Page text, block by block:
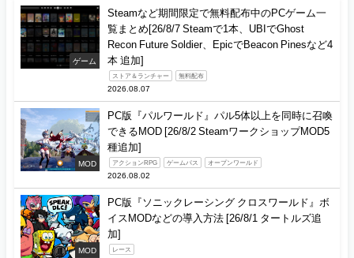
ゲーム
Steamなど期間限定で無料配布中のPCゲーム一
覧まとめ[26/8/7 Steamで1本、UBIでGhost
Recon Future Soldier、EpicでBeacon Pinesなど4
本 追加]
ストア＆ランチャー 無料配布
2026.08.07
MOD
PC版『パルワールド』パル5体以上を同時に召喚
できるMOD [26/8/2 SteamワークショップMOD5
種追加]
アクションRPG ゲームパス オープンワールド
2026.08.02
MOD
PC版『ソニックレーシング クロスワールド』ボ
イスMODなどの導入方法 [26/8/1 タートルズ追
加]
レース